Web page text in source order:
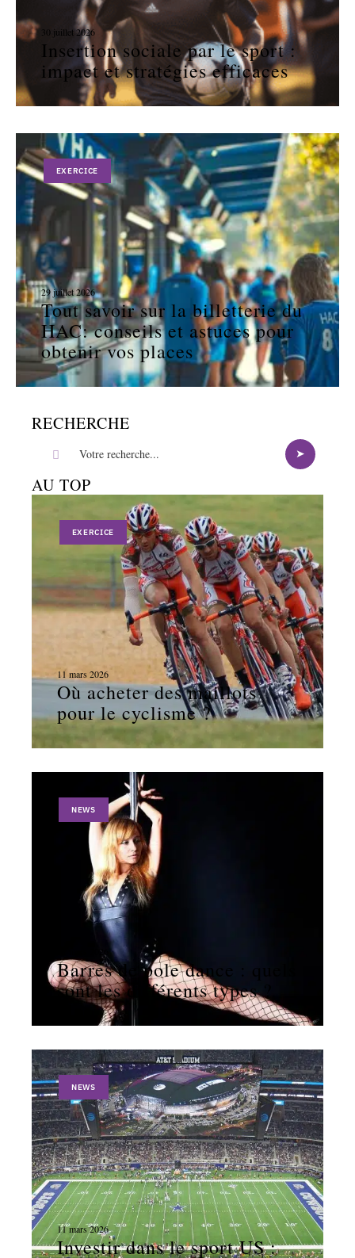
30 juillet 2026
Insertion sociale par le sport :
impact et stratégies efficaces
EXERCICE
29 juillet 2026
Tout savoir sur la billetterie du
HAC: conseils et astuces pour
obtenir vos places
RECHERCHE
AU TOP
EXERCICE
11 mars 2026
Où acheter des maillots
pour le cyclisme ?
NEWS
Barres de pole dance : quels
sont les différents types ?
NEWS
11 mars 2026
Investir dans le sport US :